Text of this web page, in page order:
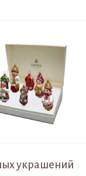
украшений